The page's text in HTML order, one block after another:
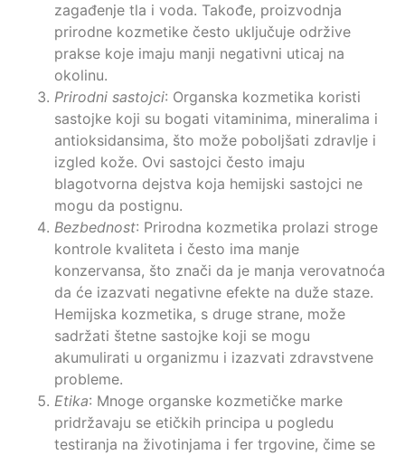
zagađenje tla i voda. Takođe, proizvodnja
prirodne kozmetike često uključuje održive
prakse koje imaju manji negativni uticaj na
okolinu.
Prirodni sastojci: Organska kozmetika koristi
sastojke koji su bogati vitaminima, mineralima i
antioksidansima, što može poboljšati zdravlje i
izgled kože. Ovi sastojci često imaju
blagotvorna dejstva koja hemijski sastojci ne
mogu da postignu.
Bezbednost: Prirodna kozmetika prolazi stroge
kontrole kvaliteta i često ima manje
konzervansa, što znači da je manja verovatnoća
da će izazvati negativne efekte na duže staze.
Hemijska kozmetika, s druge strane, može
sadržati štetne sastojke koji se mogu
akumulirati u organizmu i izazvati zdravstvene
probleme.
Etika: Mnoge organske kozmetičke marke
pridržavaju se etičkih principa u pogledu
testiranja na životinjama i fer trgovine, čime se